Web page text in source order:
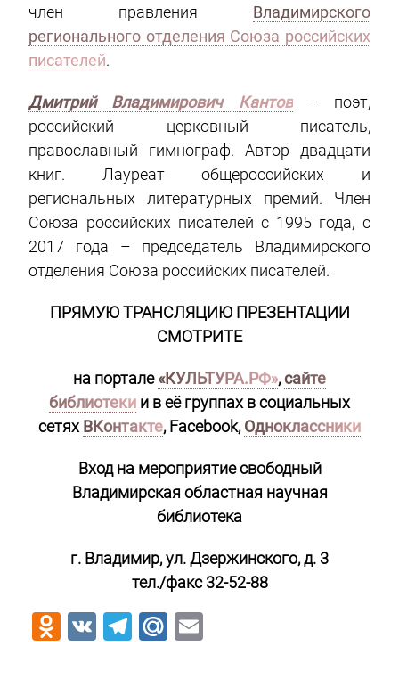
член правления Владимирского
регионального отделения Союза российских
писателей.
Дмитрий Владимирович Кантов– поэт,
российский церковный писатель,
православный гимнограф. Автор двадцати
книг. Лауреат общероссийских и
региональных литературных премий. Член
Союза российских писателей с 1995 года, с
2017 года – председатель Владимирского
отделения Союза российских писателей.
ПРЯМУЮ ТРАНСЛЯЦИЮ ПРЕЗЕНТАЦИИ
СМОТРИТЕ
на портале«КУЛЬТУРА.РФ»,сайте
библиотеки и в её группах в социальных
сетях ВКонтакте, Facebook,Одноклассники
Вход на мероприятие свободный
Владимирская областная научная
библиотека
г. Владимир, ул. Дзержинского, д. 3
тел./факс 32-52-88
Odnoklassniki
VK Telegram
Mail.Ru